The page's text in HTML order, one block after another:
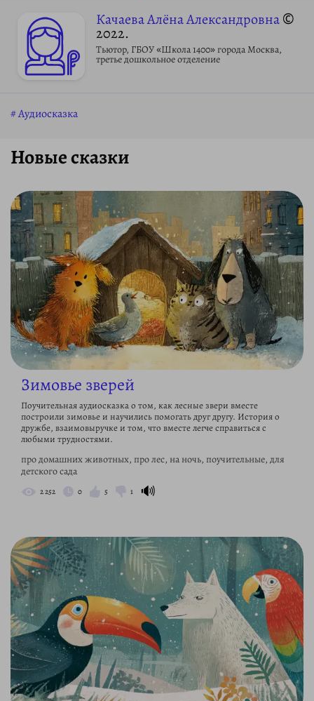
Качаева Алёна Александровна©
2022.
Тьютор, ГБОУ «Школа 1400» города Москва,
третье дошкольное отделение
Аудиосказка
Новые сказки
Зимовье зверей
Поучительная аудиосказка о том, как лесные звери вместе
построили зимовье и научились помогать друг другу. История о
дружбе, взаимовыручке и том, что вместе легче справиться с
любыми трудностями.
про домашних животных, про лес, на ночь, поучительные, для
детского сада
2 252 0 5 1 🔊